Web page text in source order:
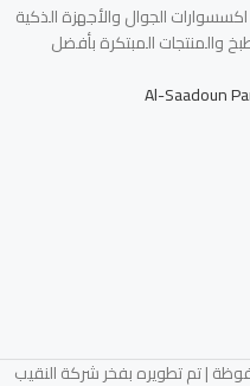
الجوال والأجهزة الذكية
والمنتجات المبتكرة بأفضل
Al-Saadoun